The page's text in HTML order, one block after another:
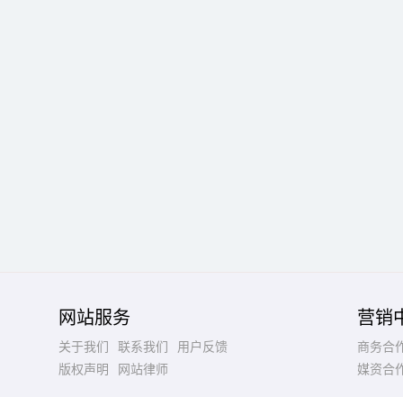
网站服务
关于我们 联系我们
用户反馈
版权声明
网站律师
营销
商务合
媒资合